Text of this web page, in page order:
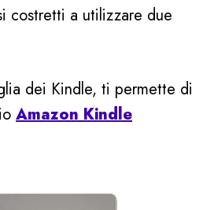
costretti a utilizzare due
dei Kindle, ti permette di
Amazon Kindle